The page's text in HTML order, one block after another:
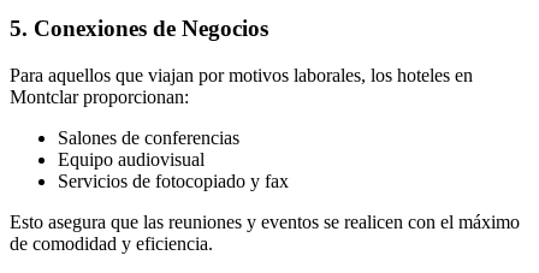
5. Conexiones de Negocios
Para aquellos que viajan por motivos laborales, los hoteles en
Montclar proporcionan:
Salones de conferencias
Equipo audiovisual
Servicios de fotocopiado y fax
Esto asegura que las reuniones y eventos se realicen con el máximo
de comodidad y eficiencia.